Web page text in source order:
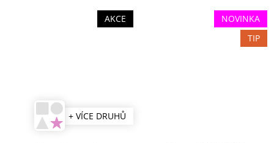
AKCE
+ VÍCE DRUHŮ
NOVINKA
TIP